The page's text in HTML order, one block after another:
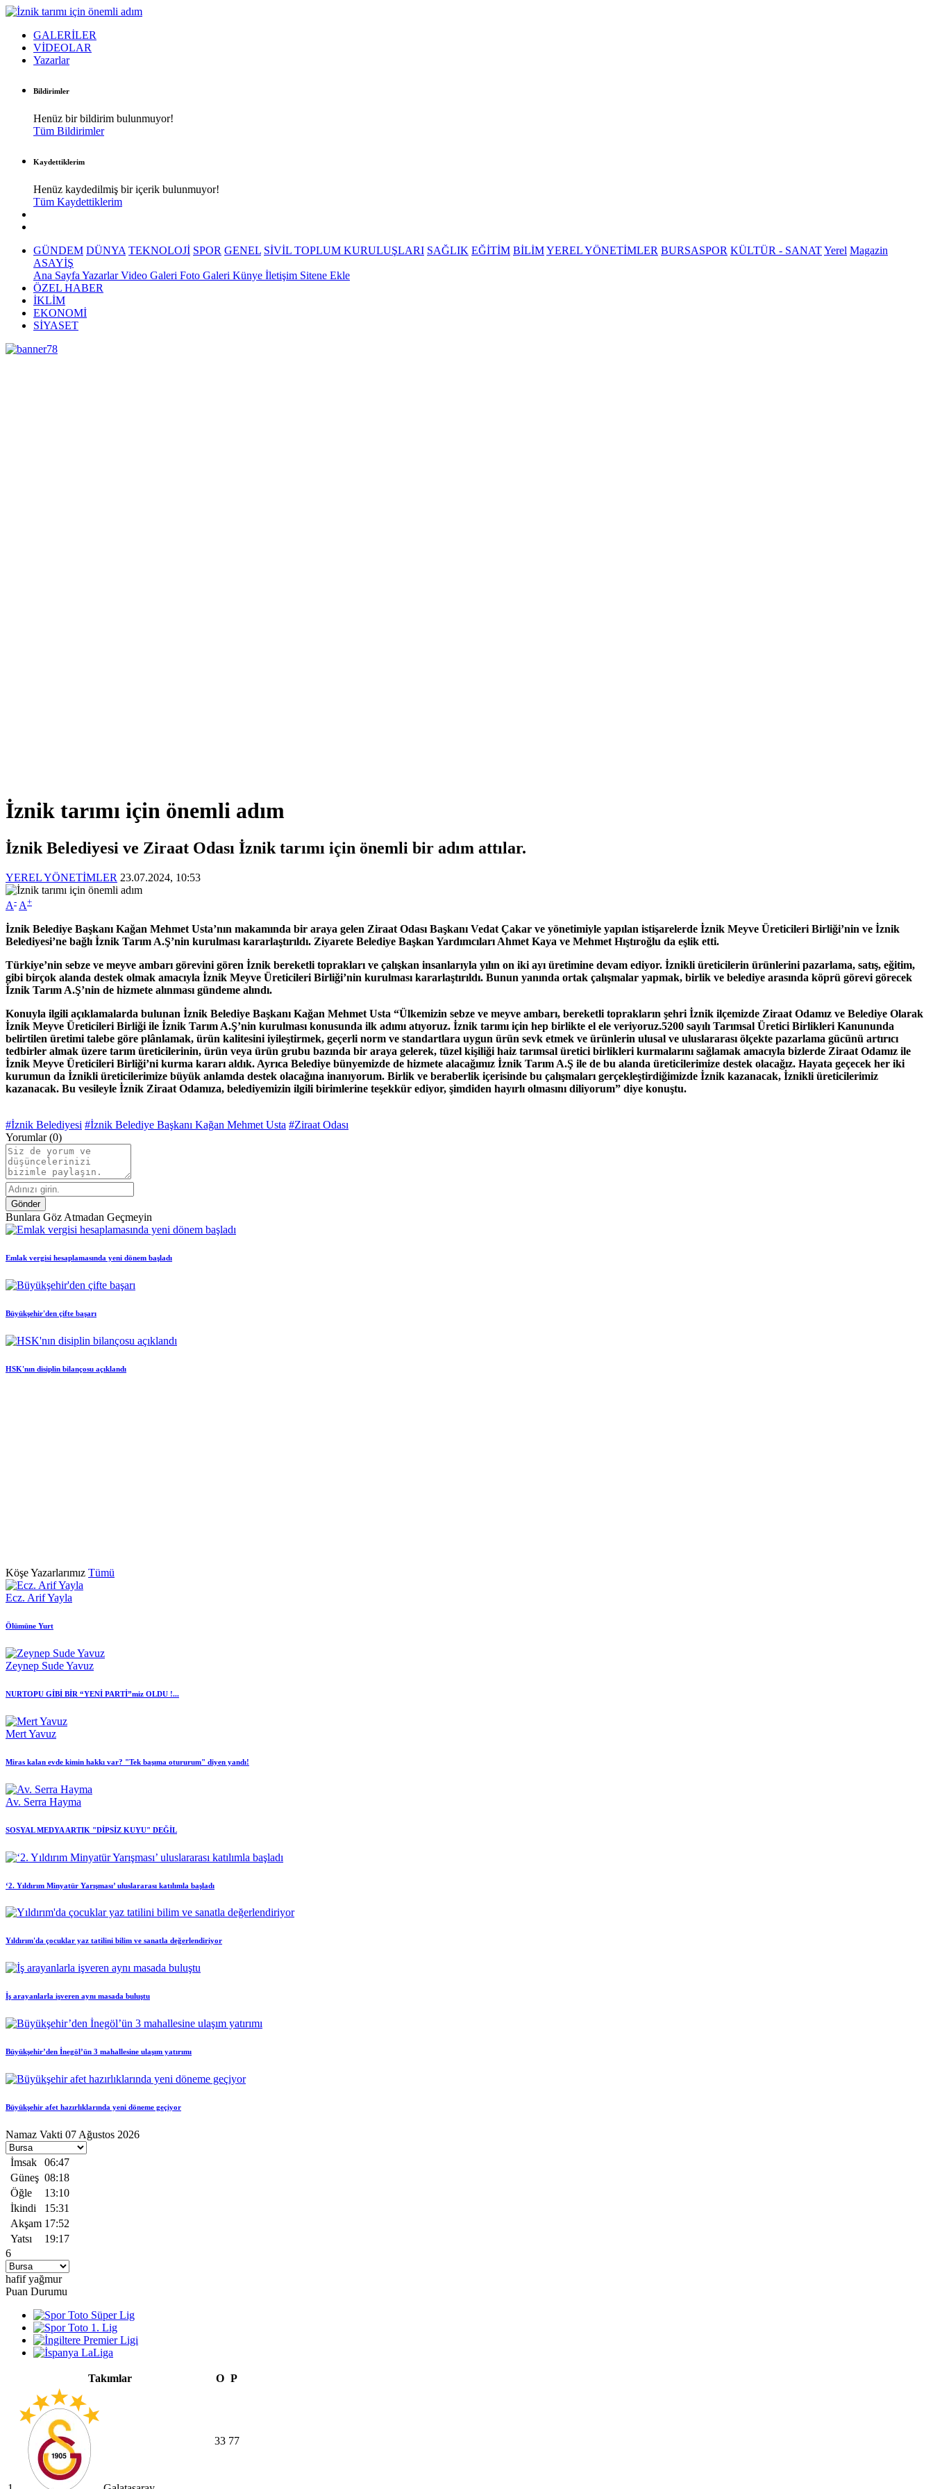
GALERİLER
VİDEOLAR
Yazarlar
Bildirimler
Henüz bir bildirim bulunmuyor!
Tüm Bildirimler
Kaydettiklerim
Henüz kaydedilmiş bir içerik bulunmuyor!
Tüm Kaydettiklerim
GÜNDEM DÜNYA TEKNOLOJİ SPOR GENEL SİVİL TOPLUM KURULUŞLARI SAĞLIK EĞİTİM BİLİMYEREL YÖNETİMLER BURSASPOR KÜLTÜR - SANATYerel Magazin
ASAYİŞ
Ana Sayfa YazarlarVideo Galeri Foto Galeri Künye İletişim Sitene Ekle
ÖZEL HABER
İKLİM
EKONOMİ
SİYASET
İznik tarımı için önemli adım
İznik Belediyesi ve Ziraat Odası İznik tarımı için önemli bir adım attılar.
YEREL YÖNETİMLER 23.07.2024, 10:53
A- A+
İznik Belediye Başkanı Kağan Mehmet Usta’nın makamında bir araya gelen Ziraat Odası Başkanı Vedat Çakar ve yönetimiyle yapılan istişarelerde İznik Meyve Üreticileri Birliği’nin ve İznik
Belediyesi’ne bağlı İznik Tarım A.Ş’nin kurulması kararlaştırıldı. Ziyarete Belediye Başkan Yardımcıları Ahmet Kaya ve Mehmet Hıştıroğlu da eşlik etti.
Türkiye’nin sebze ve meyve ambarı görevini gören İznik bereketli toprakları ve çalışkan insanlarıyla yılın on iki ayı üretimine devam ediyor. İznikli üreticilerin ürünlerini pazarlama, satış, eğitim,
gibi birçok alanda destek olmak amacıyla İznik Meyve Üreticileri Birliği’nin kurulması kararlaştırıldı. Bunun yanında ortak çalışmalar yapmak, birlik ve belediye arasında köprü görevi görecek
İznik Tarım A.Ş’nin de hizmete alınması gündeme alındı.
Konuyla ilgili açıklamalarda bulunan İznik Belediye Başkanı Kağan Mehmet Usta “Ülkemizin sebze ve meyve ambarı, bereketli toprakların şehri İznik ilçemizde Ziraat Odamız ve Belediye Olarak
İznik Meyve Üreticileri Birliği ile İznik Tarım A.Ş’nin kurulması konusunda ilk adımı atıyoruz. İznik tarımı için hep birlikte el ele veriyoruz.5200 sayılı Tarımsal Üretici Birlikleri Kanununda
belirtilen üretimi talebe göre plânlamak, ürün kalitesini iyileştirmek, geçerli norm ve standartlara uygun ürün sevk etmek ve ürünlerin ulusal ve uluslararası ölçekte pazarlama gücünü artırıcı
tedbirler almak üzere tarım üreticilerinin, ürün veya ürün grubu bazında bir araya gelerek, tüzel kişiliği haiz tarımsal üretici birlikleri kurmalarını sağlamak amacıyla bizlerde Ziraat Odamız ile
İznik Meyve Üreticileri Birliği’ni kurma kararı aldık. Ayrıca Belediye bünyemizde de hizmete alacağımız İznik Tarım A.Ş ile de bu alanda üreticilerimize destek olacağız. Hayata geçecek her iki
kurumun da İznikli üreticilerimize büyük anlamda destek olacağına inanıyorum. Birlik ve beraberlik içerisinde bu çalışmaları gerçekleştirdiğimizde İznik kazanacak, İznikli üreticilerimiz
kazanacak. Bu vesileyle İznik Ziraat Odamıza, belediyemizin ilgili birimlerine teşekkür ediyor, şimdiden hayırlı olmasını diliyorum” diye konuştu.
#İznik Belediyesi #İznik Belediye Başkanı Kağan Mehmet Usta #Ziraat Odası
Yorumlar (0)
Gönder
Bunlara Göz Atmadan Geçmeyin
Emlak vergisi hesaplamasında yeni dönem başladı
Büyükşehir'den çifte başarı
HSK'nın disiplin bilançosu açıklandı
Köşe Yazarlarımız Tümü
Ecz. Arif Yayla
Ölümüne Yurt
Zeynep Sude Yavuz
NURTOPU GİBİ BİR “YENİ PARTİ”miz OLDU !...
Mert Yavuz
Miras kalan evde kimin hakkı var? "Tek başıma otururum" diyen yandı!
Av. Serra Hayma
SOSYAL MEDYA ARTIK "DİPSİZ KUYU" DEĞİL
‘2. Yıldırım Minyatür Yarışması’ uluslararası katılımla başladı
Yıldırım'da çocuklar yaz tatilini bilim ve sanatla değerlendiriyor
İş arayanlarla işveren aynı masada buluştu
Büyükşehir’den İnegöl’ün 3 mahallesine ulaşım yatırımı
Büyükşehir afet hazırlıklarında yeni döneme geçiyor
Namaz Vakti 07 Ağustos 2026
İmsak
06:47
Güneş 08:18
Öğle
13:10
İkindi
15:31
Akşam 17:52
Yatsı
19:17
6
hafif yağmur
Puan Durumu
Takımlar O P
33 77